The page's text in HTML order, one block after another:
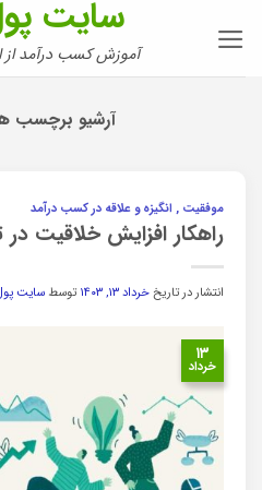
سایت
آموزش کسب درآمد از
آرشیو برچسب
موفقیت , انگیزه و علاقه در کسب درآمد
راهکار افزایش خلاقیت در
انتشار در تاریخخرداد ۱۳, ۱۴۰۳ توسط سایت
۱۳
خرداد